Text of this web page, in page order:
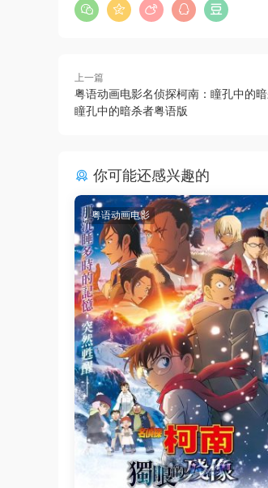
上一篇
粤语动画电影名侦探柯南：瞳孔中的
瞳孔中的暗杀者粤语版
你可能还感兴趣的
粤语动画电影